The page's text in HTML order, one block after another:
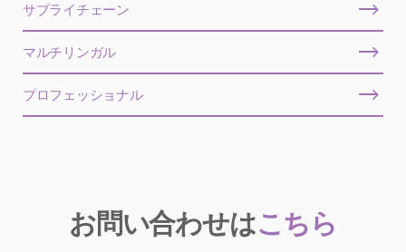
サプライチェーン
マルチリンガル
プロフェッショナル
お問い合わせはこちら